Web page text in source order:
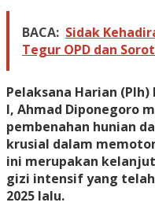
BACA: Sidak
Tegur OPD dan
Pelaksana Harian (Plh)
I, Ahmad Diponegoro
pembenahan hunian
krusial dalam
ini merupakan
gizi intensif yang
2025 lalu.